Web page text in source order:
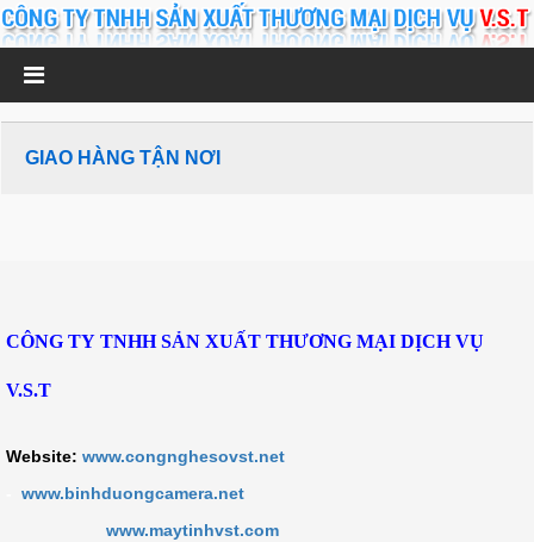
GIAO HÀNG TẬN NƠI
CÔNG TY TNHH SẢN XUẤT THƯƠNG MẠI DỊCH VỤ
V.S.T
Website: www.congnghesovst.net
www.binhduongcamera.net
www.maytinhvst.com